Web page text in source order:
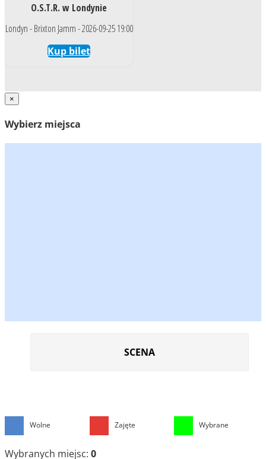
O.S.T.R. w Londynie
Londyn - Brixton Jamm - 2026-09-25 19:00
Kup bilet
×
Wybierz miejsca
SCENA
Wolne Zajęte Wybrane
Wybranych miejsc: 0